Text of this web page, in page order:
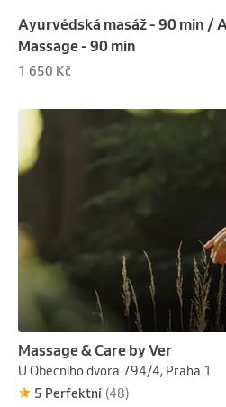
Ayurvédská masáž - 90 min /
Massage - 90 min
1 650 Kč
Massage & Care by Ver
U Obecního dvora 794/4, Praha 1
5 Perfektní (48)